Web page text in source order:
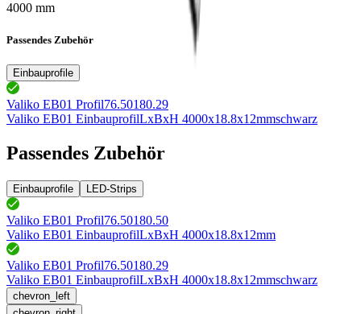
4000 mm
Passendes Zubehör
Einbauprofile
Valiko EB01 Profil76.50180.29
Valiko EB01 EinbauprofilLxBxH 4000x18.8x12mmschwarz
Passendes Zubehör
Einbauprofile LED-Strips
Valiko EB01 Profil76.50180.50
Valiko EB01 EinbauprofilLxBxH 4000x18.8x12mm
Valiko EB01 Profil76.50180.29
Valiko EB01 EinbauprofilLxBxH 4000x18.8x12mmschwarz
chevron_left